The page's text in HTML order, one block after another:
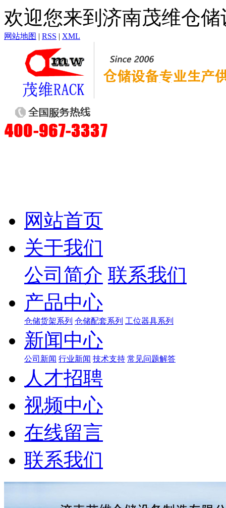
欢迎您来到济南茂维仓
网站地图 | RSS | XML
网站首页
关于我们
公司简介 联系我们
产品中心
仓储货架系列 仓储配套系列 工位器具系列
新闻中心
公司新闻 行业新闻 技术支持 常见问题解答
人才招聘
视频中心
在线留言
联系我们